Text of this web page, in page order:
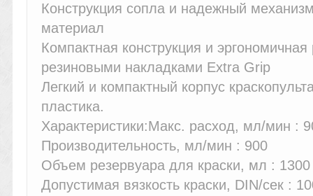
Конструкция сопла и надежный
материал
Компактная конструкция и
резиновыми накладками Extra Grip
Легкий и компактный корпус
пластика.
Характеристики:Макс. расход, мл/мин :
Производительность, мл/мин : 900
Объем резервуара для краски, мл : 1300
Допустимая вязкость краски, DIN/сек :